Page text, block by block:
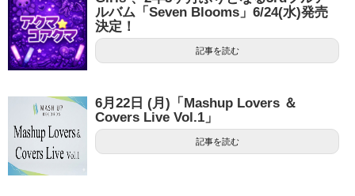
ルバム「Seven Blooms」6/24(水)発売
決定！
記事を読む
6月22日 (月)「Mashup Lovers ＆
Covers Live Vol.1」
記事を読む